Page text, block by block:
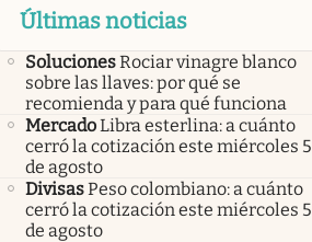
Últimas noticias
SolucionesRociar vinagre blanco
sobre las llaves: por qué se
recomienda y para qué funciona
MercadoLibra esterlina: a cuánto
cerró la cotización este miércoles 5
de agosto
DivisasPeso colombiano: a cuánto
cerró la cotización este miércoles 5
de agosto